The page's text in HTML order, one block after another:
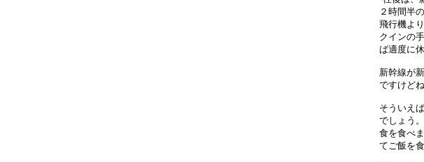
２時間半
飛行機よ
クインの
ば適度に
新幹線が
で
そういえ
でしょう
食を食べ
てご飯